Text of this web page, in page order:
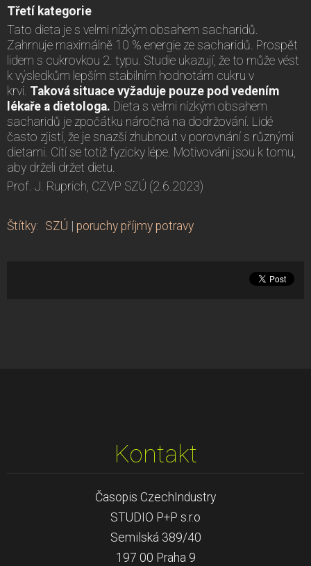
Třetí kategorie
Tato dieta je s velmi nízkým obsahem sacharidů.
Zahrnuje maximálně 10 % energie ze sacharidů. Prospět
lidem s cukrovkou 2. typu. Studie ukazují, že to může vést
k výsledkům lepším stabilním hodnotám cukru v
krvi. Taková situace vyžaduje pouze pod vedením
lékaře a dietologa. Dieta s velmi nízkým obsahem
sacharidů je zpočátku náročná na dodržování. Lidé
často zjistí, že je snazší zhubnout v porovnání s různými
dietami. Cítí se totiž fyzicky lépe. Motivováni jsou k tomu,
aby drželi držet dietu.
Prof. J. Ruprich, CZVP SZÚ (2.6.2023)
Štítky: SZÚ | poruchy příjmy potravy
Kontakt
Časopis CzechIndustry
STUDIO P+P s.r.o
Semilská 389/40
197 00 Praha 9